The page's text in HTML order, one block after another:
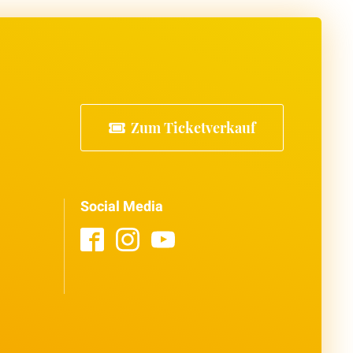
Zum Ticketverkauf
Social Media